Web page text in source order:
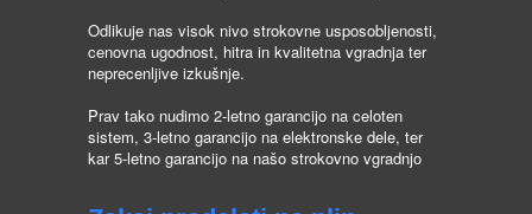
Odlikuje nas visok nivo strokovne usposobljenosti,
cenovna ugodnost, hitra in kvalitetna vgradnja ter
neprecenljive izkušnje.
Prav tako nudimo 2-letno garancijo na celoten
sistem, 3-letno garancijo na elektronske dele, ter
kar 5-letno garancijo na našo strokovno vgradnjo